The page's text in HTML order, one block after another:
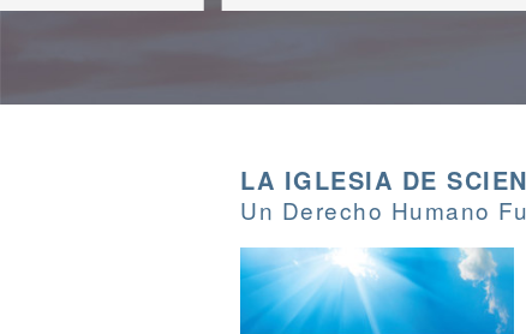
LA IGLESIA DE
Un Derecho Humano